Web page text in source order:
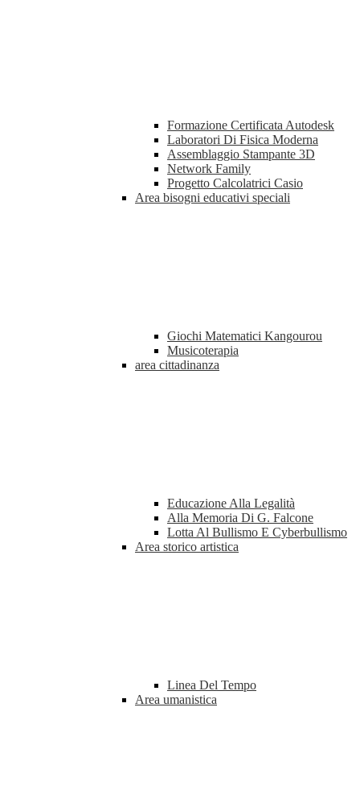
Formazione Certificata Autodesk
Laboratori Di Fisica Moderna
Assemblaggio Stampante 3D
Network Family
Progetto Calcolatrici Casio
Area bisogni educativi speciali
Giochi Matematici Kangourou
Musicoterapia
area cittadinanza
Educazione Alla Legalità
Alla Memoria Di G. Falcone
Lotta Al Bullismo E Cyberbullismo
Area storico artistica
Linea Del Tempo
Area umanistica